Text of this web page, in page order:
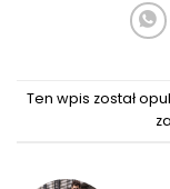
Ten wpis został